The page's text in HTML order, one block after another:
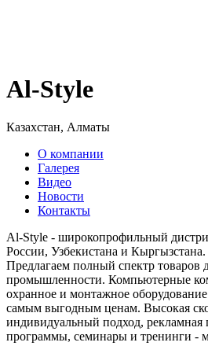
Al-Style
Казахстан, Алматы
О компании
Галерея
Видео
Новости
Контакты
Al-Style - широкопрофильный
России, Узбекистана и Кыргызстана.
Предлагаем полный спектр товаров
промышленности. Компьютерные
охранное и монтажное
самым выгодным ценам. Высокая
индивидуальный подход, рекламная
программы, семинары и тренинги -